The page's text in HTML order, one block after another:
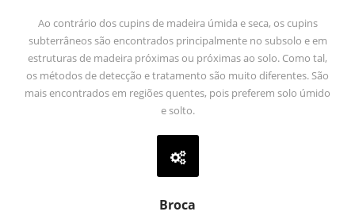
Ao contrário dos cupins de madeira úmida e seca, os cupins
subterrâneos são encontrados principalmente no subsolo e em
estruturas de madeira próximas ou próximas ao solo. Como tal,
os métodos de detecção e tratamento são muito diferentes. São
mais encontrados em regiões quentes, pois preferem solo úmido
e solto.
Broca